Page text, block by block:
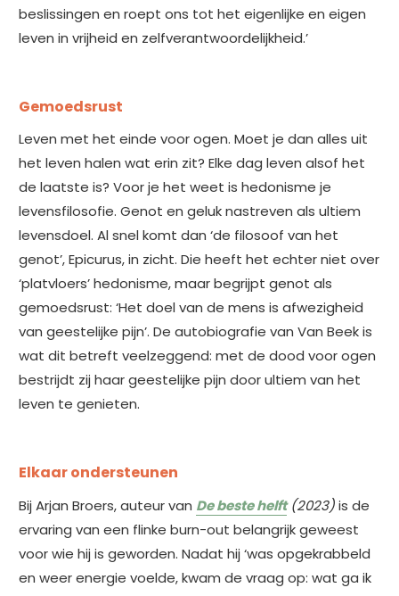
beslissingen en roept ons tot het eigenlijke en eigen
leven in vrijheid en zelfverantwoordelijkheid.’
Gemoedsrust
Leven met het einde voor ogen. Moet je dan alles uit
het leven halen wat erin zit? Elke dag leven alsof het
de laatste is? Voor je het weet is hedonisme je
levensfilosofie. Genot en geluk nastreven als ultiem
levensdoel. Al snel komt dan ‘de filosoof van het
genot’, Epicurus, in zicht. Die heeft het echter niet over
‘platvloers’ hedonisme, maar begrijpt genot als
gemoedsrust: ‘Het doel van de mens is afwezigheid
van geestelijke pijn’. De autobiografie van Van Beek is
wat dit betreft veelzeggend: met de dood voor ogen
bestrijdt zij haar geestelijke pijn door ultiem van het
leven te genieten.
Elkaar ondersteunen
Bij Arjan Broers, auteur van De beste helft (2023)is de
ervaring van een flinke burn-out belangrijk geweest
voor wie hij is geworden. Nadat hij ‘was opgekrabbeld
en weer energie voelde, kwam de vraag op: wat ga ik